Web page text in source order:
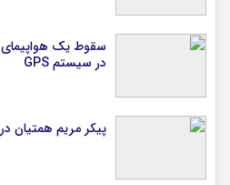
سقوط یک هواپیمای
در سیستم‌ GPS
پیکر مریم همتیان